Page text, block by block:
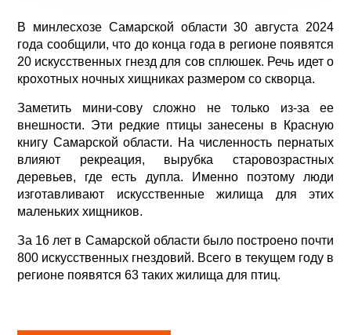
В минлесхозе Самарской области 30 августа 2024
года сообщили, что до конца года в регионе появятся
20 искусственных гнезд для сов сплюшек. Речь идет о
крохотных ночных хищниках размером со скворца.
Заметить мини-сову сложно не только из-за ее
внешности. Эти редкие птицы занесены в Красную
книгу Самарской области. На численность пернатых
влияют рекреация, вырубка старовозрастных
деревьев, где есть дупла. Именно поэтому люди
изготавливают искусственные жилища для этих
маленьких хищников.
За 16 лет в Самарской области было построено почти
800 искусственных гнездовий. Всего в текущем году в
регионе появятся 63 таких жилища для птиц.